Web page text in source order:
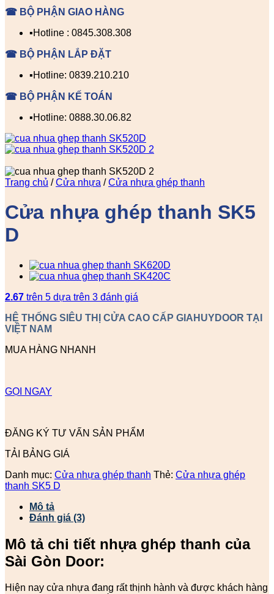
☎ BỘ PHẬN GIAO HÀNG
▪️Hotline : 0845.308.308
☎ BỘ PHẬN LẮP ĐẶT
▪️Hotline: 0839.210.210
☎ BỘ PHẬN KẾ TOÁN
▪️Hotline: 0888.30.06.82
Trang chủ / Cửa nhựa / Cửa nhựa ghép thanh
Cửa nhựa ghép thanh SK5
D
2.67 trên 5 dựa trên 3 đánh giá
HỆ THỐNG SIÊU THỊ CỬA CAO CẤP GIAHUYDOOR TẠI
VIỆT NAM
MUA HÀNG NHANH
GỌI NGAY
ĐĂNG KÝ TƯ VẤN SẢN PHẨM
TẢI BẢNG GIÁ
Danh mục: Cửa nhựa ghép thanh Thẻ: Cửa nhựa ghép
thanh SK5 D
Mô tả
Đánh giá (3)
Mô tả chi tiết nhựa ghép thanh của
Sài Gòn Door:
Hiện nay cửa nhựa đang rất thịnh hành và được khách hàng